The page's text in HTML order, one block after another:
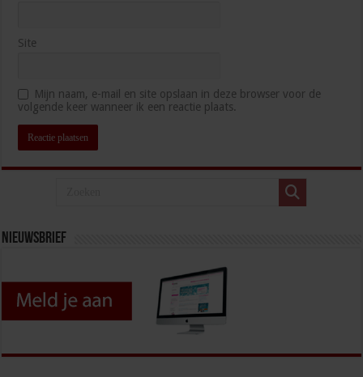
Site
Mijn naam, e-mail en site opslaan in deze browser voor de
volgende keer wanneer ik een reactie plaats.
Nieuwsbrief